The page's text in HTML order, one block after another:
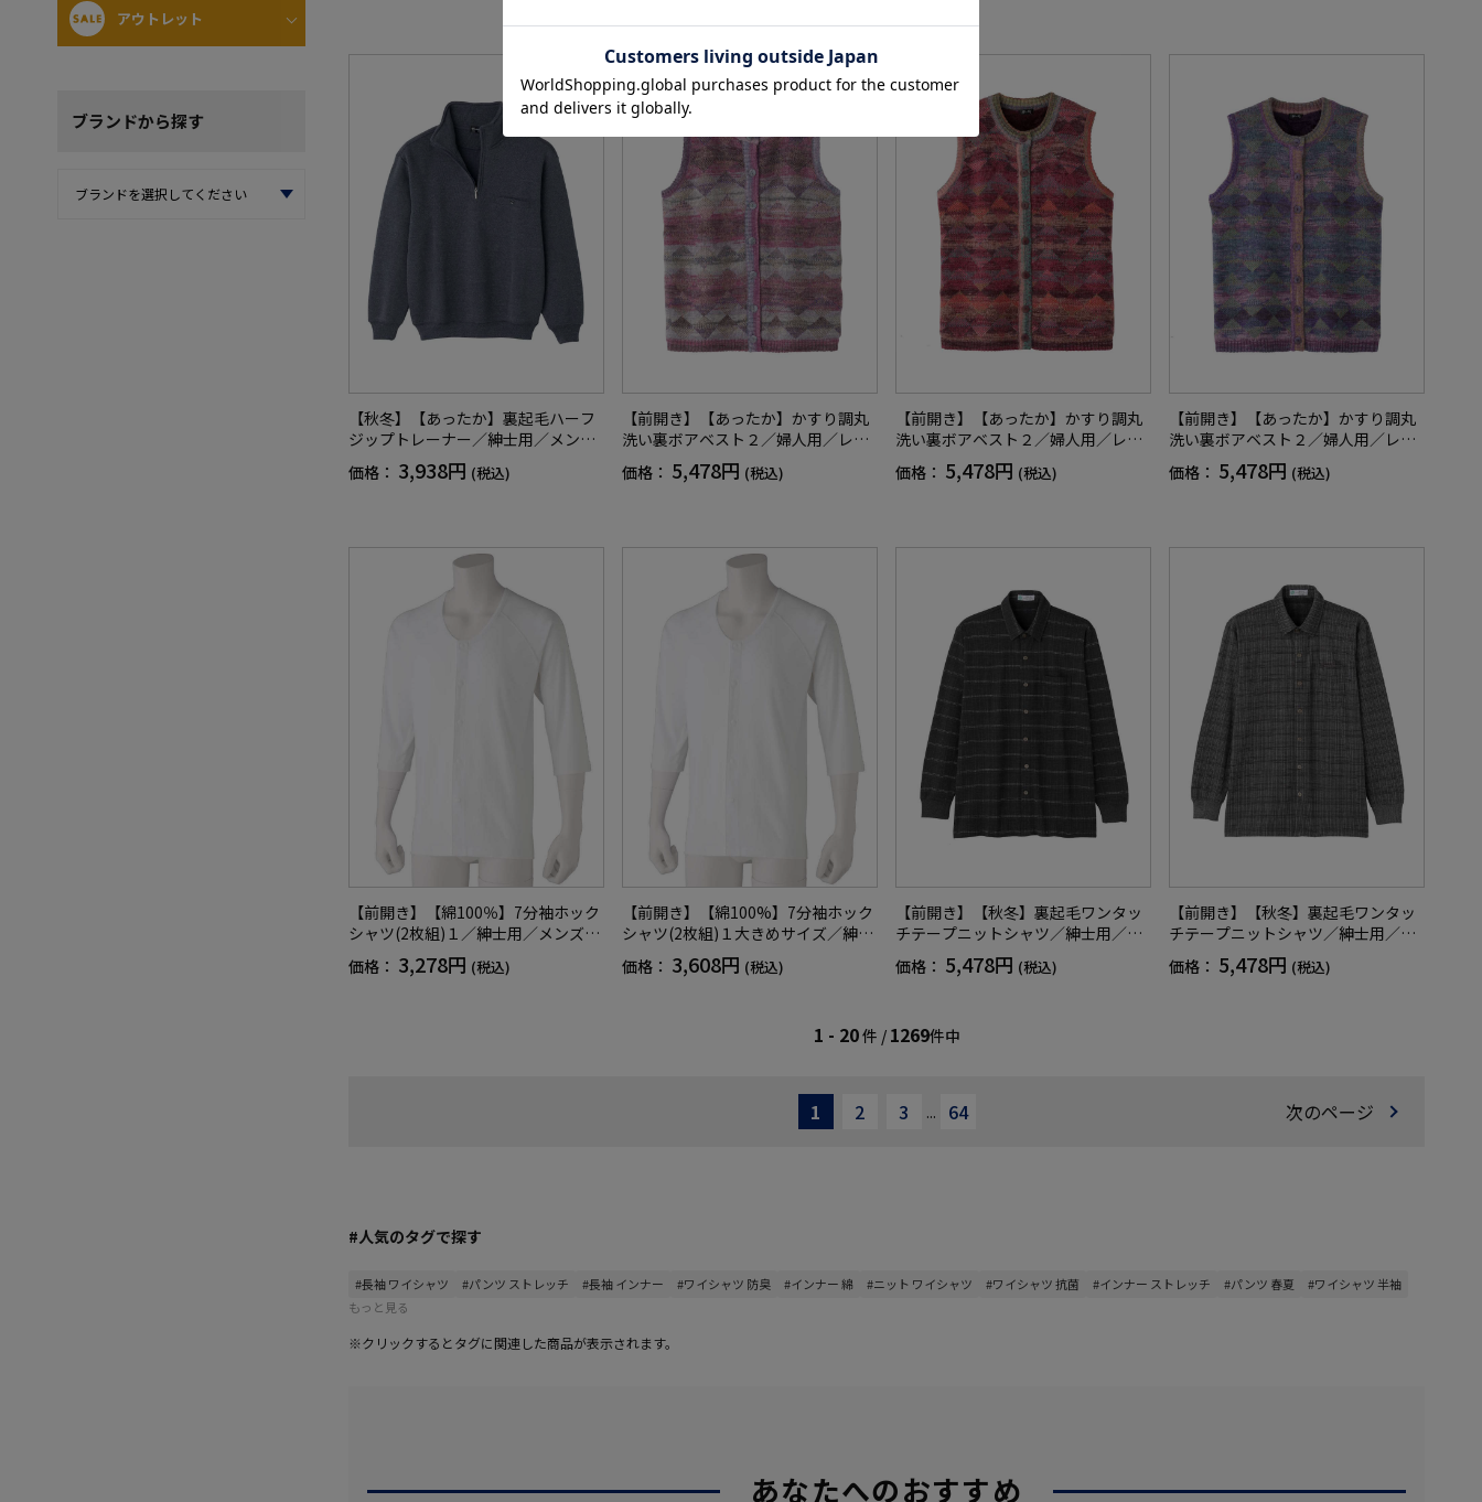
アウトレット
ブランドから探す
【秋冬】【あったか】裏起毛ハーフ
ジップトレーナー／紳士用／メンズ
／シニア／高齢者／胸ポケット／お
でかけ／ギフト／プレゼント【CF】
価格： 3,938円 (税込)
【前開き】【あったか】かすり調丸
洗い裏ボアベスト２／婦人用／レデ
ィース／高齢者／シニア／重ね着／
おしゃれ／洗濯機OK／名前記入欄付
価格： 5,478円 (税込)
【前開き】【あったか】かすり調丸
洗い裏ボアベスト２／婦人用／レデ
ィース／高齢者／シニア／重ね着／
おしゃれ／洗濯機OK／名前記入欄付
価格： 5,478円 (税込)
【前開き】【あったか】かすり調丸
洗い裏ボアベスト２／婦人用／レデ
ィース／高齢者／シニア／重ね着／
おしゃれ／洗濯機OK／名前記入欄付
価格： 5,478円 (税込)
【前開き】【綿100％】7分袖ホック
シャツ(2枚組)１／紳士用／メンズ／
高齢者／シニア／肌着／インナー／
抗菌防臭／後ろ長め／ラグラン袖／
価格： 3,278円 (税込)
【前開き】【綿100%】7分袖ホック
シャツ(2枚組)１大きめサイズ／紳士
用／メンズ／高齢者／シニア／抗菌
防臭／腰曲がり／後ろ長め／ラグラ
価格： 3,608円 (税込)
【前開き】【秋冬】裏起毛ワンタッ
チテープニットシャツ／紳士用／メ
ンズ／高齢者／シニア／名前記入欄
付／胸ポケット付／洗濯機OK／自宅
価格： 5,478円 (税込)
【前開き】【秋冬】裏起毛ワンタッ
チテープニットシャツ／紳士用／メ
ンズ／高齢者／シニア／名前記入欄
付／胸ポケット付／洗濯機OK／自宅
価格： 5,478円 (税込)
1 - 20件 / 1269件中
1 2 3 ... 64 次のページ
#人気のタグで探す
#長袖 ワイシャツ #パンツ ストレッチ #長袖 インナー #ワイシャツ 防臭 #インナー 綿 #ニット ワイシャツ #ワイシャツ 抗菌 #インナー ストレッチ #パンツ 春夏
#ワイシャツ 半袖
もっと見る
※クリックするとタグに関連した商品が表示されます。
あなたへのおすすめ